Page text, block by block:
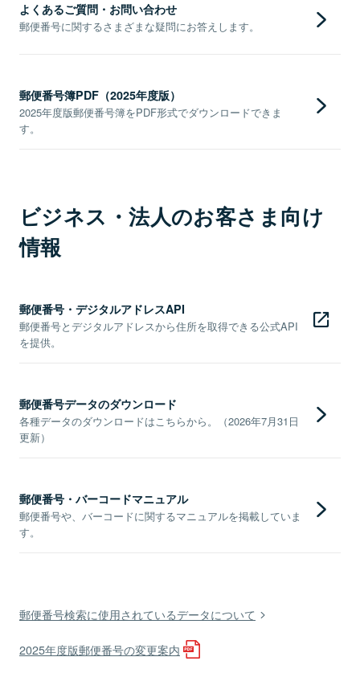
よくあるご質問・お問い合わせ
郵便番号に関するさまざまな疑問にお答えします。
郵便番号簿PDF（2025年度版）
2025年度版郵便番号簿をPDF形式でダウンロードできま
す。
ビジネス・法人のお客さま向け
情報
郵便番号・デジタルアドレスAPI
郵便番号とデジタルアドレスから住所を取得できる公式API
を提供。
郵便番号データのダウンロード
各種データのダウンロードはこちらから。（2026年7月31日
更新）
郵便番号・バーコードマニュアル
郵便番号や、バーコードに関するマニュアルを掲載していま
す。
郵便番号検索に使用されているデータについて
2025年度版郵便番号の変更案内